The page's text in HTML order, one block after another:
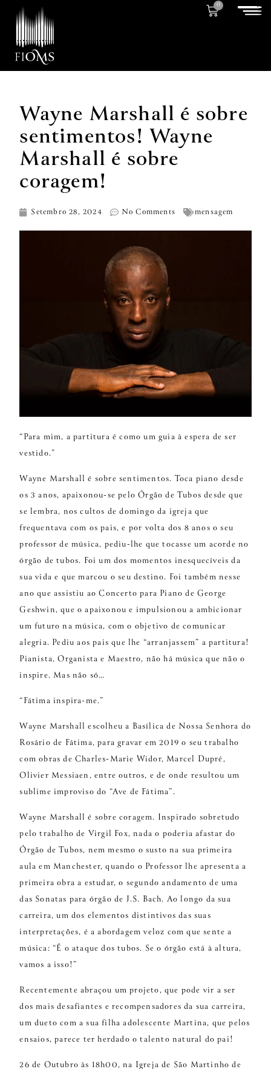
0
Wayne Marshall é sobre
sentimentos! Wayne
Marshall é sobre
coragem!
Setembro 28, 2024 No Comments mensagem
“Para mim, a partitura é como um guia à espera de ser
vestido.”
Wayne Marshall é sobre sentimentos. Toca piano desde
os 3 anos, apaixonou-se pelo Órgão de Tubos desde que
se lembra, nos cultos de domingo da igreja que
frequentava com os pais, e por volta dos 8 anos o seu
professor de música, pediu-lhe que tocasse um acorde no
órgão de tubos. Foi um dos momentos inesquecíveis da
sua vida e que marcou o seu destino. Foi também nesse
ano que assistiu ao Concerto para Piano de George
Geshwin, que o apaixonou e impulsionou a ambicionar
um futuro na música, com o objetivo de comunicar
alegria. Pediu aos pais que lhe “arranjassem” a partitura!
Pianista, Organista e Maestro, não há música que não o
inspire. Mas não só…
“Fátima inspira-me.”
Wayne Marshall escolheu a Basílica de Nossa Senhora do
Rosário de Fátima, para gravar em 2019 o seu trabalho
com obras de Charles-Marie Widor, Marcel Dupré,
Olivier Messiaen, entre outros, e de onde resultou um
sublime improviso do “Ave de Fátima”.
Wayne Marshall é sobre coragem. Inspirado sobretudo
pelo trabalho de Virgil Fox, nada o poderia afastar do
Órgão de Tubos, nem mesmo o susto na sua primeira
aula em Manchester, quando o Professor lhe apresenta a
primeira obra a estudar, o segundo andamento de uma
das Sonatas para órgão de J.S. Bach. Ao longo da sua
carreira, um dos elementos distintivos das suas
interpretações, é a abordagem veloz com que sente a
música: “É o ataque dos tubos. Se o órgão está à altura,
vamos a isso!”
Recentemente abraçou um projeto, que pode vir a ser
dos mais desafiantes e recompensadores da sua carreira,
um dueto com a sua filha adolescente Martina, que pelos
ensaios, parece ter herdado o talento natural do pai!
26 de Outubro às 18h00, na Igreja de São Martinho de